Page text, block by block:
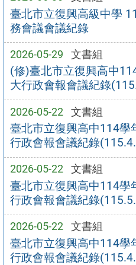
臺北市立復興高級中學
務會議會議紀錄
2026-05-29 文書組
(修)臺北市立復興高中
大行政會報會議紀錄
2026-05-22 文書組
臺北市立復興高中114學
行政會報會議紀錄
2026-05-22 文書組
臺北市立復興高中114學
行政會報會議紀錄
2026-05-22 文書組
臺北市立復興高中114學
行政會報會議紀錄